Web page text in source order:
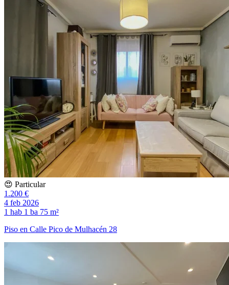
😍 Particular
1.200 €
4 feb 2026
1 hab 1 ba 75 m²
Piso en Calle Pico de Mulhacén 28